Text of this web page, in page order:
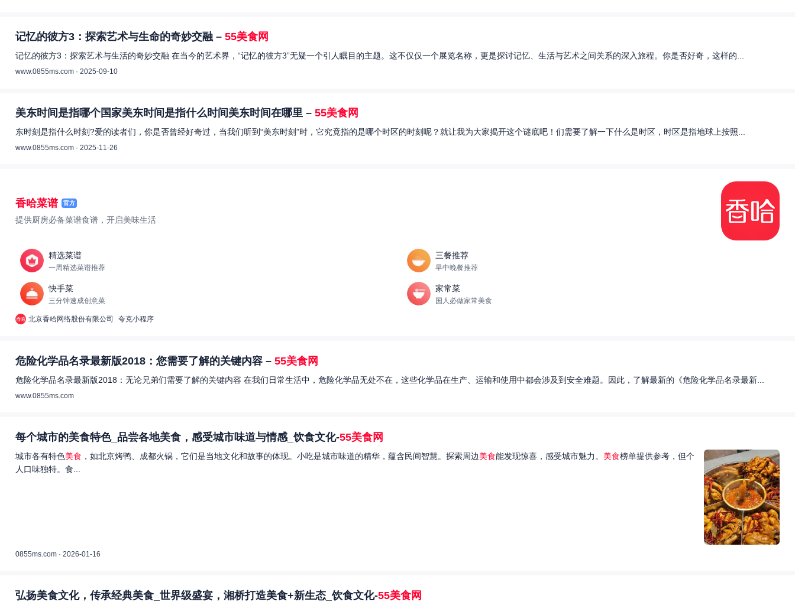
记忆的彼方3：探索艺术与生命的奇妙交融 – 55美食网
记忆的彼方3：探索艺术与生活的奇妙交融 在当今的艺术界，“记忆的彼方3”无疑一个引人瞩目的主题。这不仅仅一个展览名称，更是探讨记忆、生活与艺术之间关系的深入旅程。你是否好奇，这样的...
www.0855ms.com · 2025-09-10
美东时间是指哪个国家美东时间是指什么时间美东时间在哪里 – 55美食网
东时刻是指什么时刻?爱的读者们，你是否曾经好奇过，当我们听到“美东时刻”时，它究竟指的是哪个时区的时刻呢？就让我为大家揭开这个谜底吧！们需要了解一下什么是时区，时区是指地球上按照...
www.0855ms.com · 2025-11-26
香哈菜谱 官方
提供厨房必备菜谱食谱，开启美味生活
精选菜谱
一周精选菜谱推荐
三餐推荐
早中晚餐推荐
快手菜
三分钟速成创意菜
家常菜
国人必做家常美食
北京香哈网络股份有限公司 夸克小程序
危险化学品名录最新版2018：您需要了解的关键内容 – 55美食网
危险化学品名录最新版2018：无论兄弟们需要了解的关键内容 在我们日常生活中，危险化学品无处不在，这些化学品在生产、运输和使用中都会涉及到安全难题。因此，了解最新的《危险化学品名录最新...
www.0855ms.com
每个城市的美食特色_品尝各地美食，感受城市味道与情感_饮食文化-55美食网
城市各有特色美食 ，如北京烤鸭、成都火锅，它们是当地文化和故事的体现。小吃是城市味道的精华，蕴含民间智慧。探索周边美食能发现惊喜，感受城市魅力。 美食榜单提供参考，但个
人口味独特。食...
0855ms.com · 2026-01-16
弘扬美食文化，传承经典美食_世界级盛宴，湘桥打造美食+新生态_饮食文化-55美食网